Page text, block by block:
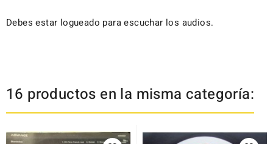
Debes estar logueado para escuchar los audios.
16 productos en la misma categoría: